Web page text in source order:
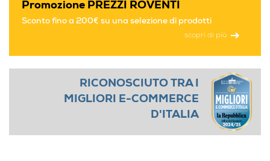
Promozione PREZZI ROVENTI
Sconto fino a 200€ su una selezione di prodotti
scopri di più
RICONOSCIUTO TRA I
MIGLIORI E-COMMERCE
D'ITALIA